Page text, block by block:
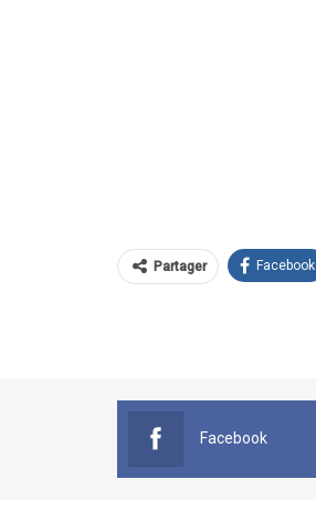
Partager Facebook
Facebook